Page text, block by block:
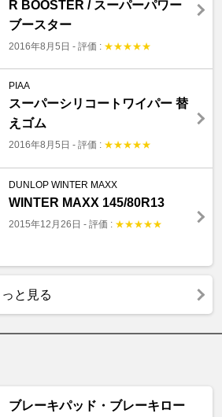
R BOOSTER / スーパーパワー
ブースター
2016年8月5日 - 評価 : ★★★★★
PIAA
スーパーシリコートワイパー 替
えゴム
2016年8月5日 - 評価 : ★★★★★
DUNLOP WINTER MAXX
WINTER MAXX 145/80R13
2015年12月26日 - 評価 : ★★★★★
と見る
ブレーキパッド・ブレーキロー